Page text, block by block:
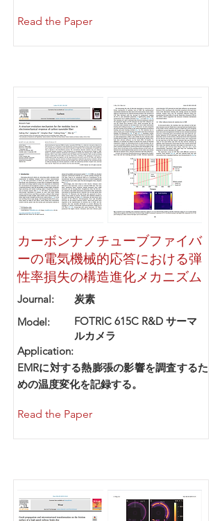
Read the Paper
カーボンナノチューブファイバ
ーの電気機械的応答における弾
性率損失の構造進化メカニズム
Journal:
炭素
Model:
FOTRIC 615C R&D サーマ
ルカメラ
Application:
EMRに対する熱膨張の影響を調査するた
めの温度変化を記録する。
Read the Paper